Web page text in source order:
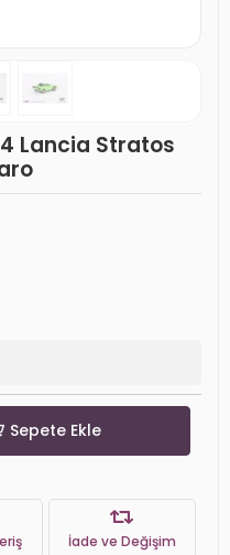
Lancia Stratos
Sepete Ekle
İade ve Değişim